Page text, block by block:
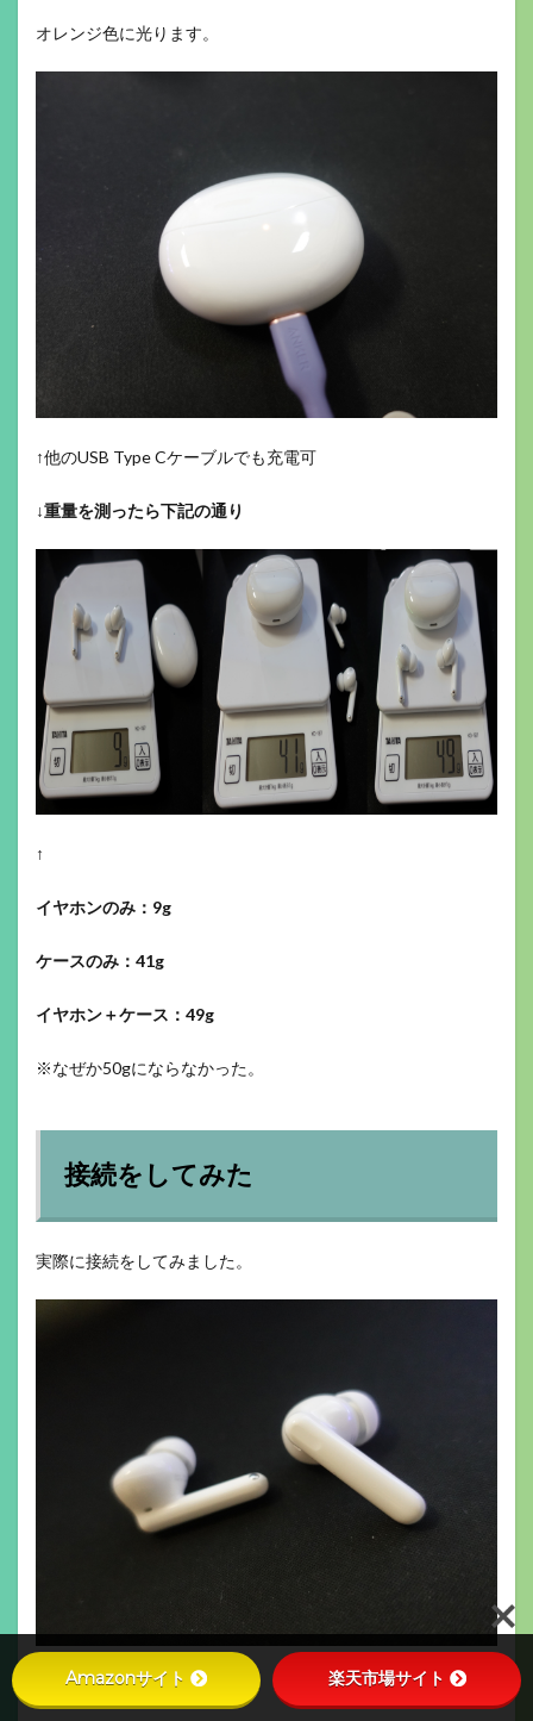
オレンジ色に光ります。
↑他のUSB Type Cケーブルでも充電可
↓重量を測ったら下記の通り
↑
イヤホンのみ：9g
ケースのみ：41g
イヤホン＋ケース：49g
※なぜか50gにならなかった。
接続をしてみた
実際に接続をしてみました。
↓ケースを開けると緑色に光り
Amazonサイト 楽天市場サイト